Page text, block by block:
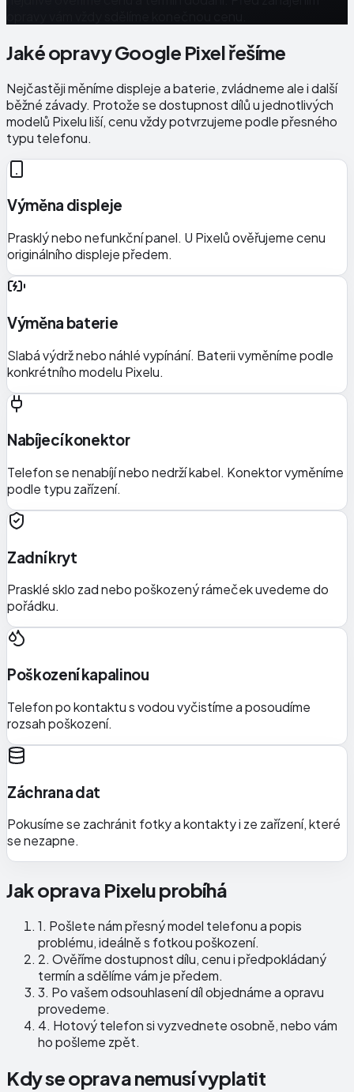
Jaké opravy Google Pixel řešíme
Nejčastěji měníme displeje a baterie, zvládneme ale i další
běžné závady. Protože se dostupnost dílů u jednotlivých
modelů Pixelu liší, cenu vždy potvrzujeme podle přesného
typu telefonu.
Výměna displeje
Prasklý nebo nefunkční panel. U Pixelů ověřujeme cenu
originálního displeje předem.
Výměna baterie
Slabá výdrž nebo náhlé vypínání. Baterii vyměníme podle
konkrétního modelu Pixelu.
Nabíjecí konektor
Telefon se nenabíjí nebo nedrží kabel. Konektor vyměníme
podle typu zařízení.
Zadní kryt
Prasklé sklo zad nebo poškozený rámeček uvedeme do
pořádku.
Poškození kapalinou
Telefon po kontaktu s vodou vyčistíme a posoudíme
rozsah poškození.
Záchrana dat
Pokusíme se zachránit fotky a kontakty i ze zařízení, které
se nezapne.
Jak oprava Pixelu probíhá
1. Pošlete nám přesný model telefonu a popis
problému, ideálně s fotkou poškození.
2. Ověříme dostupnost dílu, cenu i předpokládaný
termín a sdělíme vám je předem.
3. Po vašem odsouhlasení díl objednáme a opravu
provedeme.
4. Hotový telefon si vyzvednete osobně, nebo vám
ho pošleme zpět.
Kdy se oprava nemusí vyplatit